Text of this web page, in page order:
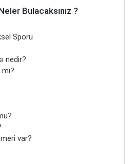
Bulacaksınız ?
Sporu
nedir?
var?